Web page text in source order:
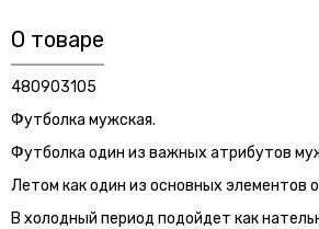
О товаре
480903105
Футболка мужская.
Футболка один из важных атрибутов
Летом как один из основных элементов
В холодный период подойдет как